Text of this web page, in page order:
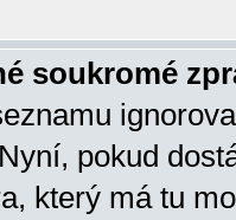
soukromé
pokud
který má tu